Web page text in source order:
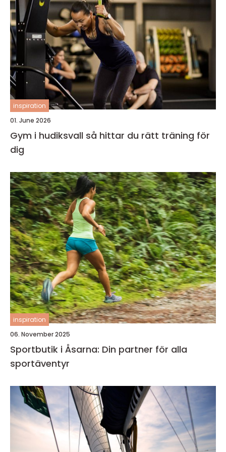
inspiration
01. June 2026
Gym i hudiksvall så hittar du rätt träning för
dig
inspiration
06. November 2025
Sportbutik i Åsarna: Din partner för alla
sportäventyr